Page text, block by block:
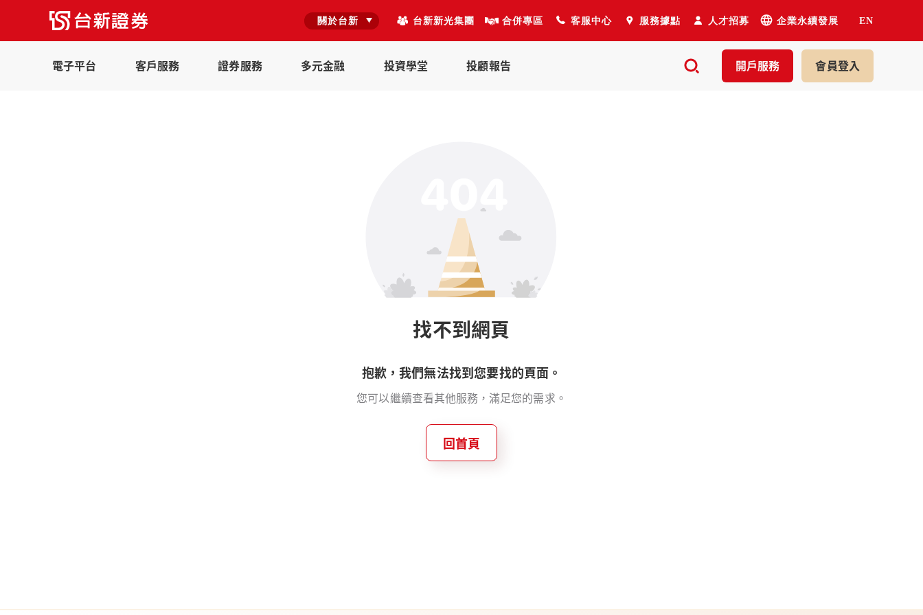
關於台新 台新新光集團 合併專區 客服中心 服務據點 人才招募 企業永續發展 EN
電子平台 客戶服務 證券服務 多元金融 投資學堂 投顧報告 開戶服務 會員登入
找不到網頁
抱歉，我們無法找到您要找的頁面。
您可以繼續查看其他服務，滿足您的需求。
回首頁